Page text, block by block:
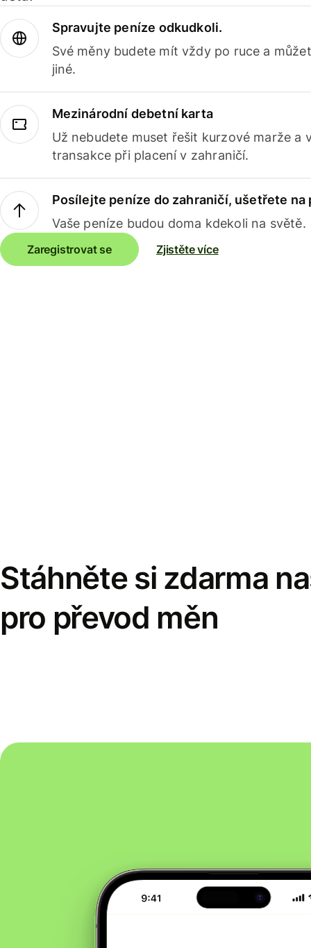
Spravujte peníze odkudkoli.
Své měny budete mít vždy po ruce a
jiné.
Mezinárodní debetní karta
Už nebudete muset řešit kurzové marže a
transakce při placení v zahraničí.
Posílejte peníze do zahraničí, ušetřete na
Vaše peníze budou doma kdekoli na světě.
Zaregistrovat se Zjistěte více
Stáhněte si zdarma
pro převod měn